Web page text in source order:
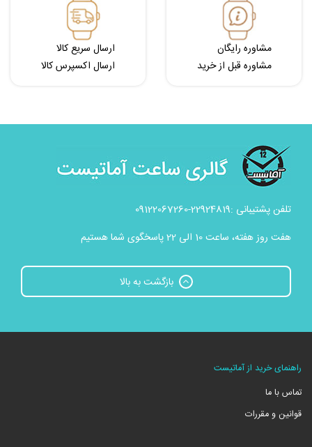
مشاوره رایگان
مشاوره قبل از خرید
ارسال سریع کالا
ارسال اکسپرس کالا
تلفن پشتیبانی :22924819-09122067260
هفت روز هفته، ساعت 10 الی 22 پاسخگوی شما هستیم
بازگشت به بالا
راهنمای خرید از آماتیست
تماس با ما
قوانین و مقررات